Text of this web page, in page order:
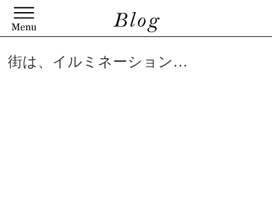
街は、イルミネーション…